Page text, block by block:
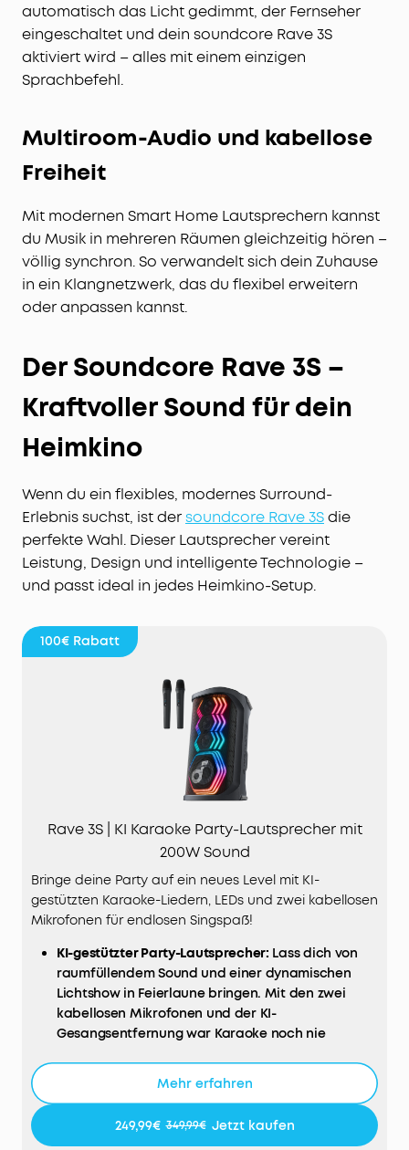
automatisch das Licht gedimmt, der Fernseher
eingeschaltet und dein soundcore Rave 3S
aktiviert wird – alles mit einem einzigen
Sprachbefehl.
Multiroom-Audio und kabellose
Freiheit
Mit modernen Smart Home Lautsprechern kannst
du Musik in mehreren Räumen gleichzeitig hören –
völlig synchron. So verwandelt sich dein Zuhause
in ein Klangnetzwerk, das du flexibel erweitern
oder anpassen kannst.
Der Soundcore Rave 3S –
Kraftvoller Sound für dein
Heimkino
Wenn du ein flexibles, modernes Surround-
Erlebnis suchst, ist dersoundcore Rave 3Sdie
perfekte Wahl. Dieser Lautsprecher vereint
Leistung, Design und intelligente Technologie –
und passt ideal in jedes Heimkino-Setup.
100€ Rabatt
Rave 3S | KI Karaoke Party-Lautsprecher mit
200W Sound
Bringe deine Party auf ein neues Level mit KI-
gestützten Karaoke-Liedern, LEDs und zwei kabellosen
Mikrofonen für endlosen Singspaß!
KI-gestützter Party-Lautsprecher: Lass dich von
raumfüllendem Sound und einer dynamischen
Lichtshow in Feierlaune bringen. Mit den zwei
kabellosen Mikrofonen und der KI-
Gesangsentfernung war Karaoke noch nie
200W kraftvoller Sound:Erlebe satte 200 Watt
Woofers und drei 2,5 Zoll Breitbandlautsprechern.
Mit dieser Power übertönst du alles – ideal, für
Mehr erfahren
249,99€ 349,99€ Jetzt kaufen